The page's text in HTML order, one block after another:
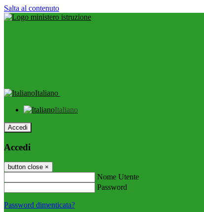
Salta al contenuto
Italiano
Italiano
Accedi
Accedi
button close ×
Nome Utente
Password
Password dimenticata?